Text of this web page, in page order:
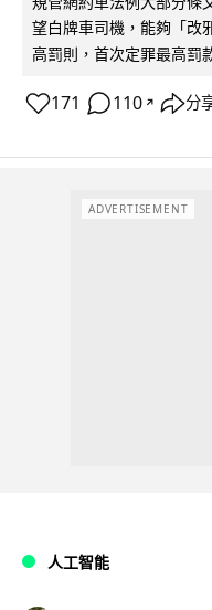
望白牌車司機，能夠「改
高罰則，首次定罪最高罰
171 110 ↗ 分
ADVERTISEMENT
人工智能